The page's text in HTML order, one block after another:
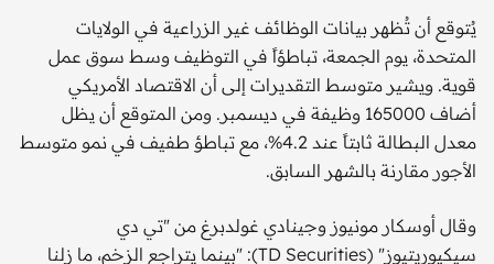
يُتوقع أن تُظهر بيانات الوظائف غير الزراعية في الولايات
المتحدة، يوم الجمعة، تباطؤاً في التوظيف وسط سوق عمل
قوية. ويشير متوسط التقديرات إلى أن الاقتصاد الأمريكي
أضاف 165000 وظيفة في ديسمبر. ومن المتوقع أن يظل
معدل البطالة ثابتاً عند 4.2%، مع تباطؤ طفيف في نمو متوسط
الأجور مقارنة بالشهر السابق.
وقال أوسكار مونيوز وجينادي غولدبرغ من "تي دي
سيكيوريتيوز" (TD Securities): "بينما يتراجع الزخم، ما زلنا